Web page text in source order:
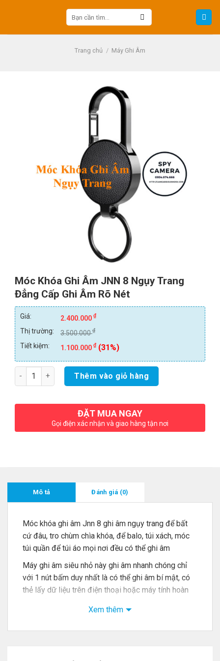
Tìm
kiếm:
Trang chủ / Máy Ghi Âm
Móc Khóa Ghi Âm JNN 8 Ngụy Trang
Đẳng Cấp Ghi Âm Rõ Nét
Giá: 2.400.000 ₫
Thị trường: 3.500.000₫
Tiết kiệm: 1.100.000 ₫ (31%)
Số lượng Thêm vào giỏ hàng
ĐẶT MUA NGAY
Gọi điện xác nhận và giao hàng tận nơi
Mô tả Đánh giá (0)
Móc khóa ghi âm Jnn 8 ghi âm ngụy trang để bất
cứ đâu, tro chùm chìa khóa, để balo, túi xách, móc
túi quần để túi áo mọi nơi đều có thể ghi âm
Máy ghi âm siêu nhỏ này ghi âm nhanh chóng chỉ
với 1 nút bấm duy nhất là có thể ghi âm bí mật, có
thẻ lấy dữ liệu trên điện thoại hoặc máy tính hoàn
hiệu quả, tận hưởng công nghệ âm thanh thông minh
Xem thêm